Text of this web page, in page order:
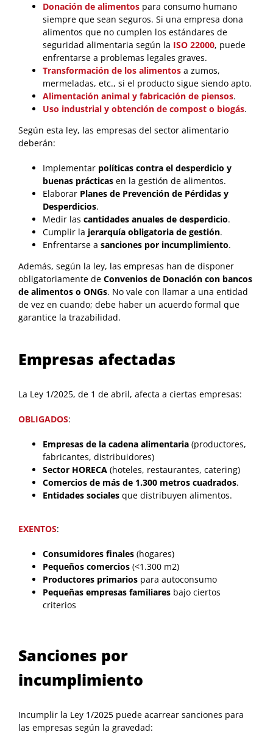
Donación de alimentospara consumo humano
siempre que sean seguros. Si una empresa dona
alimentos que no cumplen los estándares de
seguridad alimentaria según la ISO 22000, puede
enfrentarse a problemas legales graves.
Transformación de los alimentosa zumos,
mermeladas, etc., si el producto sigue siendo apto.
Alimentación animal y fabricación de piensos.
Uso industrial y obtención de compost o biogás.
Según esta ley, las empresas del sector alimentario
deberán:
Implementarpolíticas contra el desperdicio y
buenas prácticas en la gestión de alimentos.
Elaborar Planes de Prevención de Pérdidas y
Desperdicios.
Medir las cantidades anuales de desperdicio.
Cumplir la jerarquía obligatoria de gestión.
Enfrentarse a sanciones por incumplimiento.
Además, según la ley, las empresas han de disponer
obligatoriamente de Convenios de Donación con bancos
de alimentos o ONGs. No vale con llamar a una entidad
de vez en cuando; debe haber un acuerdo formal que
garantice la trazabilidad.
Empresas afectadas
La Ley 1/2025, de 1 de abril, afecta a ciertas empresas:
OBLIGADOS:
Empresas de la cadena alimentaria(productores,
fabricantes, distribuidores)
Sector HORECA(hoteles, restaurantes, catering)
Comercios de más de 1.300 metros cuadrados.
Entidades sociales que distribuyen alimentos.
EXENTOS:
Consumidores finales(hogares)
Pequeños comercios(<1.300 m2)
Productores primariospara autoconsumo
Pequeñas empresas familiaresbajo ciertos
criterios
Sanciones por
incumplimiento
Incumplir la Ley 1/2025 puede acarrear sanciones para
las empresas según la gravedad: